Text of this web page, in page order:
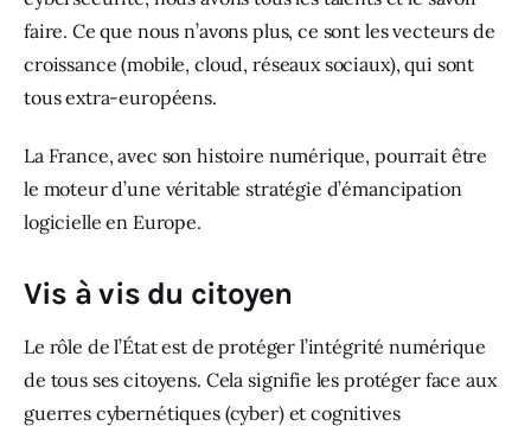
faire. Ce que nous n’avons plus, ce sont les vecteurs de
croissance (mobile, cloud, réseaux sociaux), qui sont
tous extra-européens.
La France, avec son histoire numérique, pourrait être
le moteur d’une véritable stratégie d’émancipation
logicielle en Europe.
Vis à vis du citoyen
Le rôle de l’État est de protéger l’intégrité numérique
de tous ses citoyens. Cela signifie les protéger face aux
guerres cybernétiques (cyber) et cognitives